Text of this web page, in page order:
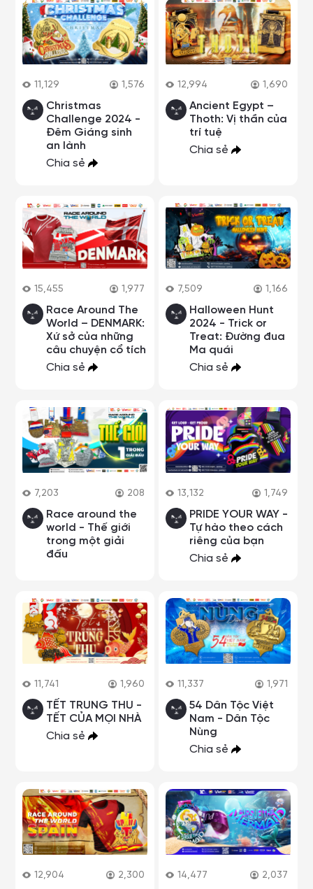
11,129 1,576
Christmas
Challenge 2024 -
Đêm Giáng sinh
an lành
Chia sẻ
12,994 1,690
Ancient Egypt –
Thoth: Vị thần của
trí tuệ
Chia sẻ
15,455 1,977
Race Around The
World – DENMARK:
Xứ sở của những
câu chuyện cổ tích
Chia sẻ
7,509 1,166
Halloween Hunt
2024 - Trick or
Treat: Đường đua
Ma quái
Chia sẻ
7,203 208
Race around the
world - Thế giới
trong một giải
đấu
13,132 1,749
PRIDE YOUR WAY -
Tự hào theo cách
riêng của bạn
Chia sẻ
11,741 1,960
TẾT TRUNG THU -
TẾT CỦA MỌI NHÀ
Chia sẻ
11,337 1,971
54 Dân Tộc Việt
Nam - Dân Tộc
Nùng
Chia sẻ
12,904 2,300 14,477 2,037